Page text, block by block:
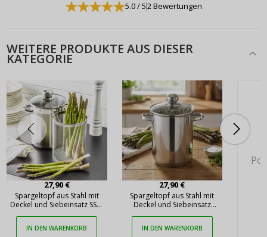
5.0/ 52 Bewertungen
WEITERE PRODUKTE AUS DIESER
KATEGORIE
27,90 €
Spargeltopf aus Stahl mit
Deckel und Siebeinsatz SSW
IN DEN WARENKORB
27,90 €
Spargeltopf aus Stahl mit
Deckel und Siebeinsatz
IN DEN WARENKORB